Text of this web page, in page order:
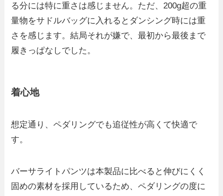
る分には特に重さは感じません。ただ、200g超の重
量物をサドルバッグに入れるとダンシング時には重
さを感じます。結局それが嫌で、最初から最後まで
履きっぱなしでした。
着心地
想定通り、ペダリングでも追従性が高くて快適で
す。
バーサライトパンツは本製品に比べると伸びにくく
固めの素材を採用しているため、ペダリングの度に